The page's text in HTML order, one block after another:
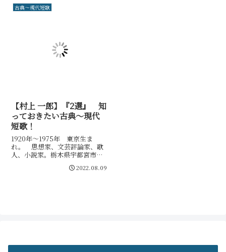
古典～現代短歌
【村上 一郎】『2選』 知
っておきたい古典～現代
短歌！
1920年～1975年 東京生ま
れ。 思想家、文芸評論家、歌
人、小説家。栃木県宇都宮市で
県立宇都宮高等学校）を経て、
2022.08.09